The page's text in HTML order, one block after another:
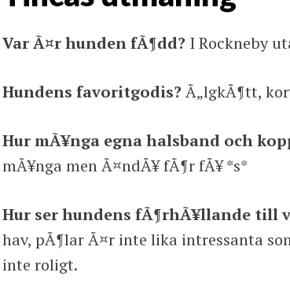
Var Ã¤r hunden fÃ¶dd? I Rockneby
Hundens favoritgodis? Ã„lgkÃ¶tt,
Hur mÃ¥nga egna halsband och
mÃ¥nga men Ã¤ndÃ¥ fÃ¶r fÃ¥ *s*
Hur ser hundens fÃ¶rhÃ¥llande till
hav, pÃ¶lar Ã¤r inte lika intressanta
inte roligt.